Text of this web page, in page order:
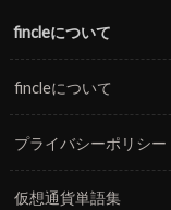
fincleについて
fincleについて
プライバシーポリシー
仮想通貨単語集